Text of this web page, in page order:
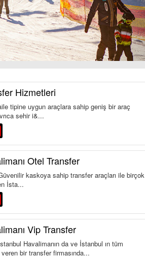
Hizmetleri
tipine uygun araçlara sahip geniş bir araç
şehir i&...
Otel Transfer
kaskoya sahip transfer araçları ile birçok
İsta...
Vip Transfer
Havalimanın da ve İstanbul ın tüm
bir transfer firmasında...